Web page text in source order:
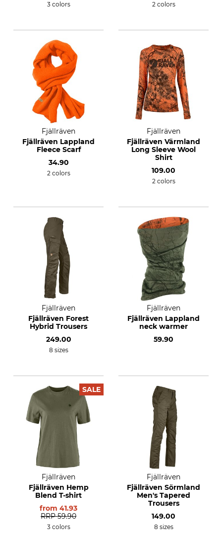
3 colors 2 colors
Fjällräven
Fjällräven Lappland
Fleece Scarf
34.90
2 colors
Fjällräven
Fjällräven Värmland
Long Sleeve Wool
Shirt
109.00
2 colors
Fjällräven
Fjällräven Forest
Hybrid Trousers
249.00
8 sizes
Fjällräven
Fjällräven Lappland
neck warmer
59.90
SALE
Fjällräven
Fjällräven Hemp
Blend T-shirt
from 41.93
RRP 59.90
3 colors
Fjällräven
Fjällräven Sörmland
Men's Tapered
Trousers
149.00
8 sizes